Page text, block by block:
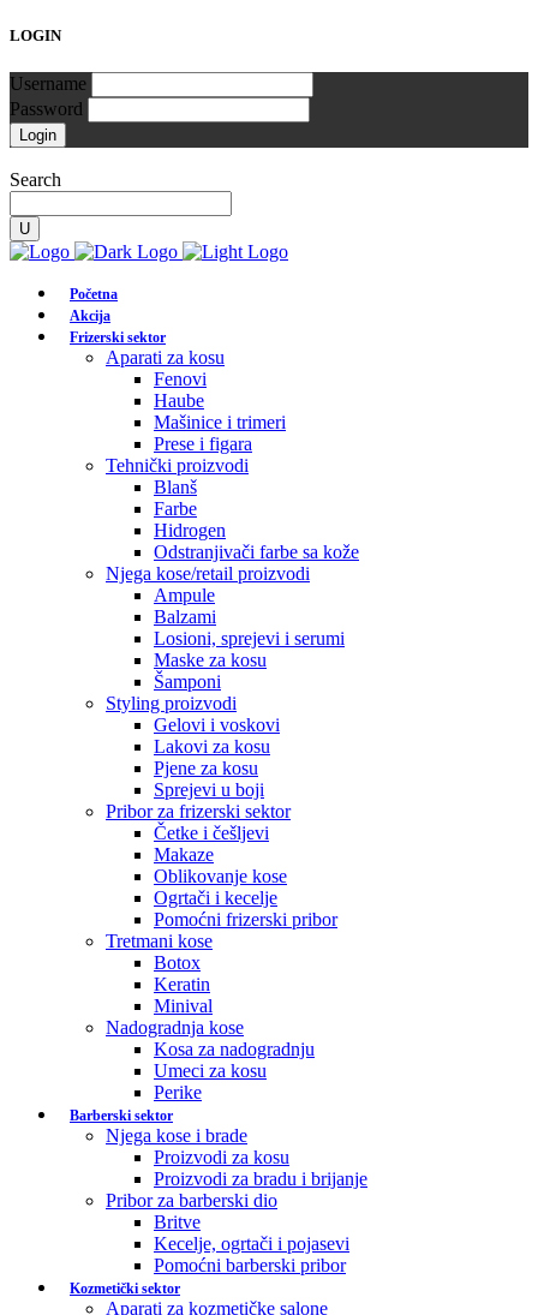
LOGIN
Username
Password
Search
Početna
Akcija
Frizerski sektor
Aparati za kosu
Fenovi
Haube
Mašinice i trimeri
Prese i figara
Tehnički proizvodi
Blanš
Farbe
Hidrogen
Odstranjivači farbe sa kože
Njega kose/retail proizvodi
Ampule
Balzami
Losioni, sprejevi i serumi
Maske za kosu
Šamponi
Styling proizvodi
Gelovi i voskovi
Lakovi za kosu
Pjene za kosu
Sprejevi u boji
Pribor za frizerski sektor
Četke i češljevi
Makaze
Oblikovanje kose
Ogrtači i kecelje
Pomoćni frizerski pribor
Tretmani kose
Botox
Keratin
Minival
Nadogradnja kose
Kosa za nadogradnju
Umeci za kosu
Perike
Barberski sektor
Njega kose i brade
Proizvodi za kosu
Proizvodi za bradu i brijanje
Pribor za barberski dio
Britve
Kecelje, ogrtači i pojasevi
Pomoćni barberski pribor
Kozmetički sektor
Aparati za kozmetičke salone